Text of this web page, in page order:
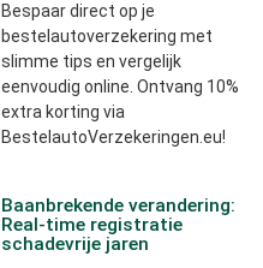
Bespaar direct op je
bestelautoverzekering met
slimme tips en vergelijk
eenvoudig online. Ontvang 10%
extra korting via
BestelautoVerzekeringen.eu!
Baanbrekende verandering:
Real-time registratie
schadevrije jaren